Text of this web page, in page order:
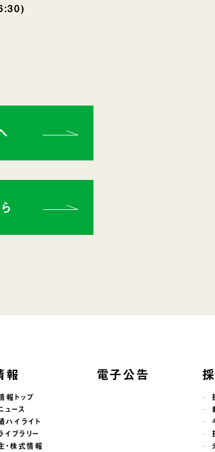
報
報トップ
ュース
ハイライト
イブラリー
・株式情報
電子公告